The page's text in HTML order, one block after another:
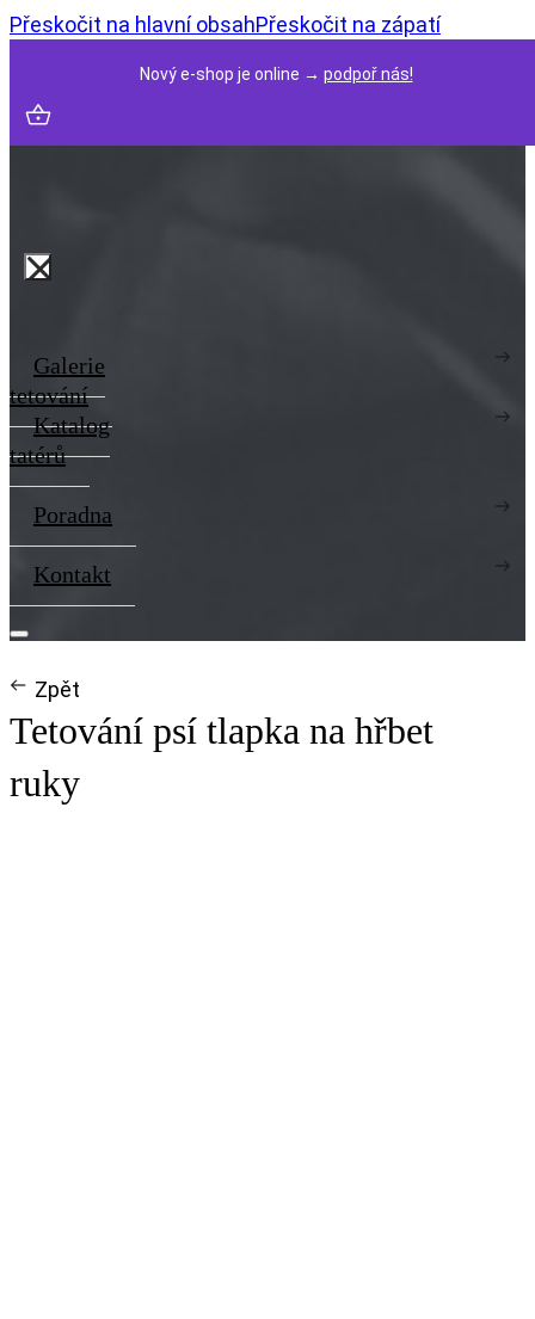
Přeskočit na hlavní obsahPřeskočit na zápatí
Nový e-shop je online → podpoř nás!
Galerie
tetování
Katalog
tatérů
Poradna
Kontakt
Zpět
Tetování psí tlapka na hřbet
ruky